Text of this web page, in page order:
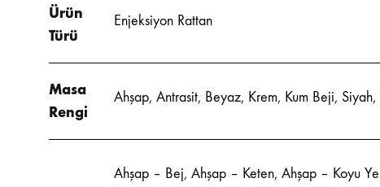
Ürün
Türü
Enjeksiyon Rattan
Masa
Rengi
Ahşap, Antrasit, Beyaz, Krem, Kum Beji, Siyah,
Ahşap – Bej, Ahşap – Keten, Ahşap – Koyu